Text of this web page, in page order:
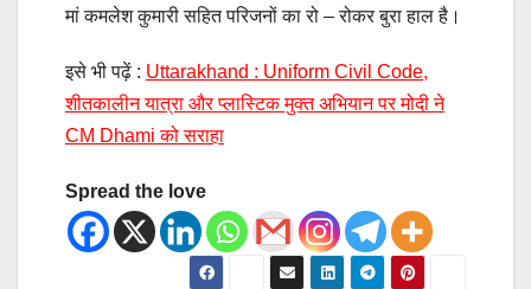
मां कमलेश कुमारी सहित परिजनों का रो – रोकर बुरा हाल है।
इसे भी पढ़ें : Uttarakhand : Uniform Civil Code,
शीतकालीन यात्रा और प्लास्टिक मुक्त अभियान पर मोदी ने
CM Dhami को सराहा
Spread the love